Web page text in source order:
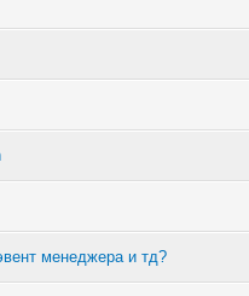
менеджера и тд?